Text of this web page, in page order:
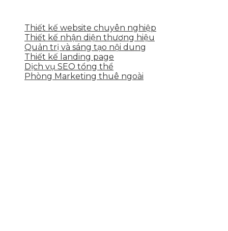
Thiết kế website chuyên nghiệp
Thiết kế nhận diện thương hiệu
Quản trị và sáng tạo nội dung
Thiết kế landing page
Dịch vụ SEO tổng thể
Phòng Marketing thuê ngoài